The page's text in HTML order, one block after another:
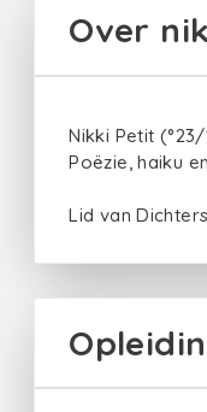
Over
Nikki Petit
Poëzie, haiku
Lid van